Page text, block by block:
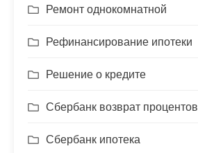
Ремонт однокомнатной
Рефинансирование ипотеки
Решение о кредите
Сбербанк возврат процентов
Сбербанк ипотека